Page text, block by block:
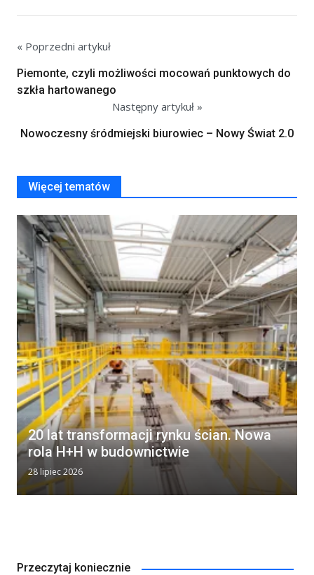
« Poprzedni artykuł
Piemonte, czyli możliwości mocowań punktowych do
szkła hartowanego
Następny artykuł »
Nowoczesny śródmiejski biurowiec – Nowy Świat 2.0
Więcej tematów
20 lat transformacji rynku ścian. Nowa
rola H+H w budownictwie
28 lipiec 2026
Przeczytaj koniecznie